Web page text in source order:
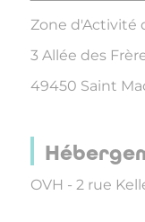
Zone d'Activité
3 Allée des
49450 Saint
OVH - 2 rue